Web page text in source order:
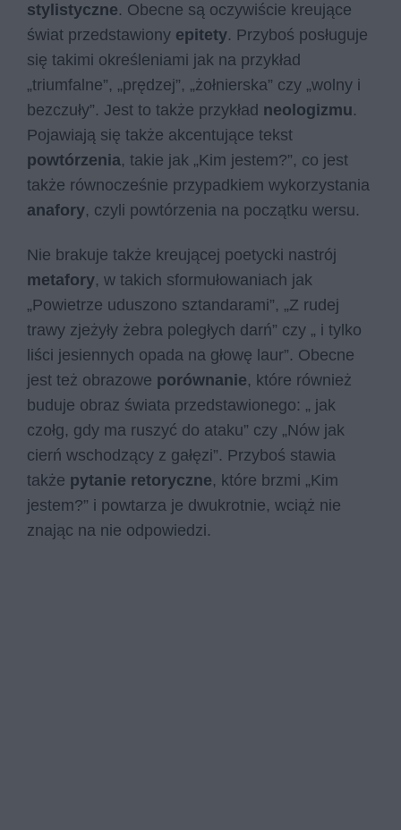
stylistyczne. Obecne są oczywiście kreujące
świat przedstawiony epitety. Przyboś posługuje
się takimi określeniami jak na przykład
„triumfalne”, „prędzej”, „żołnierska” czy „wolny i
bezczuły”. Jest to także przykład neologizmu.
Pojawiają się także akcentujące tekst
powtórzenia, takie jak „Kim jestem?”, co jest
także równocześnie przypadkiem wykorzystania
anafory, czyli powtórzenia na początku wersu.
Nie brakuje także kreującej poetycki nastrój
metafory, w takich sformułowaniach jak
„Powietrze uduszono sztandarami”, „Z rudej
trawy zjeżyły żebra poległych darń” czy „ i tylko
liści jesiennych opada na głowę laur”. Obecne
jest też obrazowe porównanie, które również
buduje obraz świata przedstawionego: „ jak
czołg, gdy ma ruszyć do ataku” czy „Nów jak
cierń wschodzący z gałęzi”. Przyboś stawia
także pytanie retoryczne, które brzmi „Kim
jestem?” i powtarza je dwukrotnie, wciąż nie
znając na nie odpowiedzi.